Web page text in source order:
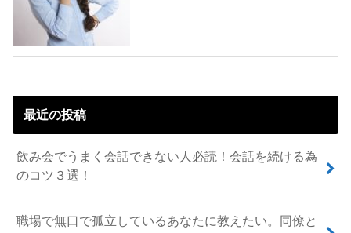
最近の投稿
飲み会でうまく会話できない人必読！会話を続ける為
のコツ３選！
職場で無口で孤立しているあなたに教えたい。同僚と